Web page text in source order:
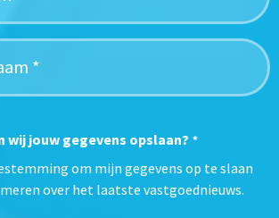
wij jouw gegevens opslaan? *
om mijn gegevens op te slaan
over het laatste vastgoednieuws.